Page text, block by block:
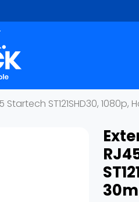
ST121SHD30, 1080p,
30m